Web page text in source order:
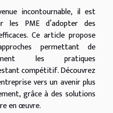
incontournable, il est
les PME d’adopter des
Ce article propose
permettant de
les pratiques
compétitif. Découvrez
vers un avenir plus
grâce à des solutions
en œuvre.